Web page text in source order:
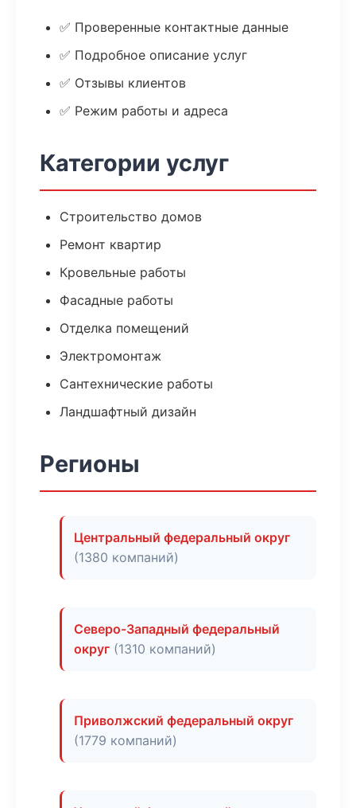
✅ Проверенные контактные данные
✅ Подробное описание услуг
✅ Отзывы клиентов
✅ Режим работы и адреса
Категории услуг
Строительство домов
Ремонт квартир
Кровельные работы
Фасадные работы
Отделка помещений
Электромонтаж
Сантехнические работы
Ландшафтный дизайн
Регионы
Центральный федеральный округ
(1380 компаний)
Северо-Западный федеральный
округ (1310 компаний)
Приволжский федеральный округ
(1779 компаний)